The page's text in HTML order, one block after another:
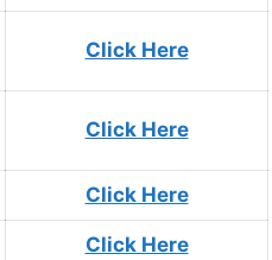
Click Here
Click Here
Click Here
Click Here